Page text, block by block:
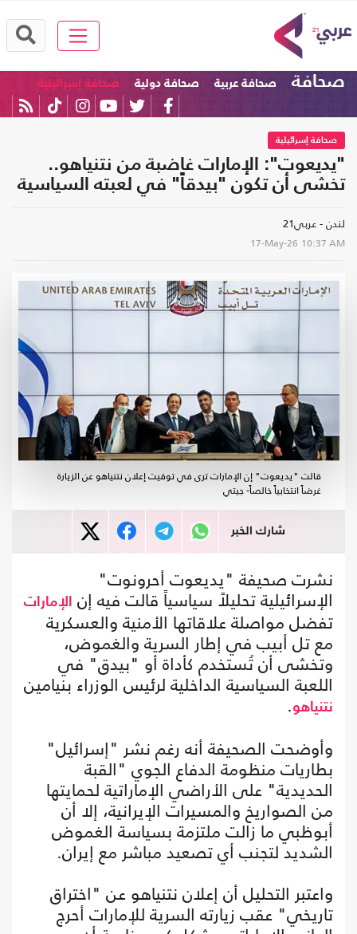
صحافة صحافة عربية صحافة دولية صحافة إسرائيلية
صحافة إسرائيلية
"يديعوت": الإمارات غاضبة من نتنياهو..
تخشى أن تكون "بيدقاً" في لعبته السياسية
لندن - عربي21
17-May-26 10:37 AM
قالت "يديعوت" إن الإمارات ترى في توقيت إعلان نتنياهو عن الزيارة
غرضاً انتخابياً خالصاً- جيتي
شارك الخبر
نشرت صحيفة "يديعوت أحرونوت"
الإسرائيلية تحليلاً سياسياً قالت فيه إن الإمارات
تفضل مواصلة علاقاتها الأمنية والعسكرية
مع تل أبيب في إطار السرية والغموض،
وتخشى أن تُستخدم كأداة أو "بيدق" في
اللعبة السياسية الداخلية لرئيس الوزراء بنيامين
نتنياهو.
وأوضحت الصحيفة أنه رغم نشر "إسرائيل"
بطاريات منظومة الدفاع الجوي "القبة
الحديدية" على الأراضي الإماراتية لحمايتها
من الصواريخ والمسيرات الإيرانية، إلا أن
أبوظبي ما زالت ملتزمة بسياسة الغموض
الشديد لتجنب أي تصعيد مباشر مع إيران.
واعتبر التحليل أن إعلان نتنياهو عن "اختراق
تاريخي" عقب زيارته السرية للإمارات أحرج